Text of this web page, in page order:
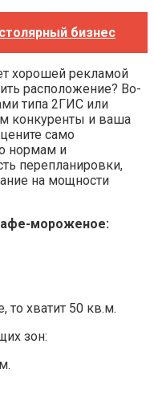
бизнес
хорошей рекламой
расположение? Во-
типа 2ГИС или
конкуренты и ваша
само
нормам и
перепланировки,
на мощности
мороженое:
то хватит 50 кв.м.
зон: